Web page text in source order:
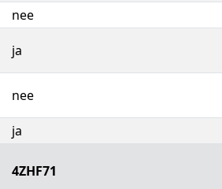
nee
ja
nee
ja
4ZHF71